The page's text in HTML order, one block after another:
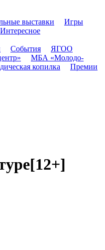
выставки
Игры
Интересное
События
ЯГОО
МБА «Молодо-
копилка
Премии
[12+]